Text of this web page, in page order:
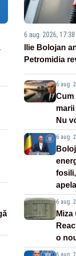
6 aug. 2026, 17:38
Ilie Bolojan
Petromidia
6 aug.
Cum
Nu
6 aug.
6 aug.
Miza
o